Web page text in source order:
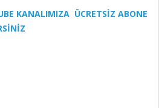
KANALIMIZA ÜCRETSİZ ABONE